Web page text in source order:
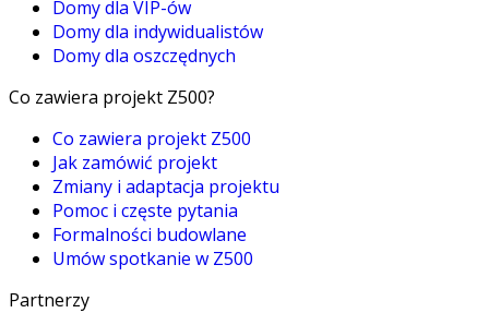
Domy dla VIP-ów
Domy dla indywidualistów
Domy dla oszczędnych
Co zawiera projekt Z500?
Co zawiera projekt Z500
Jak zamówić projekt
Zmiany i adaptacja projektu
Pomoc i częste pytania
Formalności budowlane
Umów spotkanie w Z500
Partnerzy